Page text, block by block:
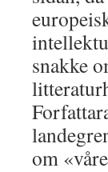
snakke
om